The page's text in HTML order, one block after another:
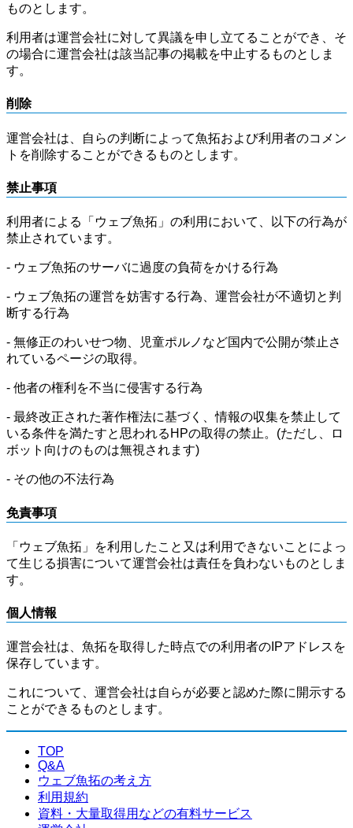
ものとします。
利用者は運営会社に対して異議を申し立てることができ、そ
の場合に運営会社は該当記事の掲載を中止するものとしま
す。
削除
運営会社は、自らの判断によって魚拓および利用者のコメン
トを削除することができるものとします。
禁止事項
利用者による「ウェブ魚拓」の利用において、以下の行為が
禁止されています。
- ウェブ魚拓のサーバに過度の負荷をかける行為
- ウェブ魚拓の運営を妨害する行為、運営会社が不適切と判
断する行為
- 無修正のわいせつ物、児童ポルノなど国内で公開が禁止さ
れているページの取得。
- 他者の権利を不当に侵害する行為
- 最終改正された著作権法に基づく、情報の収集を禁止して
いる条件を満たすと思われるHPの取得の禁止。(ただし、ロ
ボット向けのものは無視されます)
- その他の不法行為
免責事項
「ウェブ魚拓」を利用したこと又は利用できないことによっ
て生じる損害について運営会社は責任を負わないものとしま
す。
個人情報
運営会社は、魚拓を取得した時点での利用者のIPアドレスを
保存しています。
これについて、運営会社は自らが必要と認めた際に開示する
ことができるものとします。
TOP
Q&A
ウェブ魚拓の考え方
利用規約
資料・大量取得用などの有料サービス